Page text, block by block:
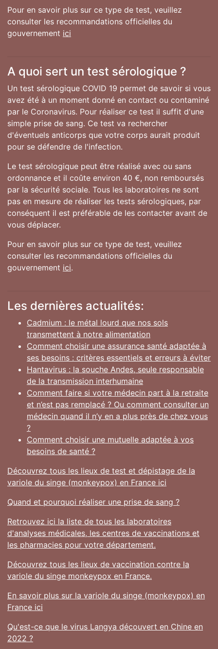
Pour en savoir plus sur ce type de test, veuillez
consulter les recommandations officielles du
gouvernement ici
A quoi sert un test sérologique ?
Un test sérologique COVID 19 permet de savoir si vous
avez été à un moment donné en contact ou contaminé
par le Coronavirus. Pour réaliser ce test il suffit d'une
simple prise de sang. Ce test va rechercher
d'éventuels anticorps que votre corps aurait produit
pour se défendre de l'infection.
Le test sérologique peut être réalisé avec ou sans
ordonnance et il coûte environ 40 €, non remboursés
par la sécurité sociale. Tous les laboratoires ne sont
pas en mesure de réaliser les tests sérologiques, par
conséquent il est préférable de les contacter avant de
vous déplacer.
Pour en savoir plus sur ce type de test, veuillez
consulter les recommandations officielles du
gouvernement ici.
Les dernières actualités:
Cadmium : le métal lourd que nos sols
transmettent à notre alimentation
Comment choisir une assurance santé adaptée à
ses besoins : critères essentiels et erreurs à éviter
Hantavirus : la souche Andes, seule responsable
de la transmission interhumaine
Comment faire si votre médecin part à la retraite
et n’est pas remplacé ? Ou comment consulter un
médecin quand il n’y en a plus près de chez vous
?
Comment choisir une mutuelle adaptée à vos
besoins de santé ?
Découvrez tous les lieux de test et dépistage de la
variole du singe (monkeypox) en France ici
Quand et pourquoi réaliser une prise de sang ?
Retrouvez ici la liste de tous les laboratoires
d'analyses médicales, les centres de vaccinations et
les pharmacies pour votre département.
Découvrez tous les lieux de vaccination contre la
variole du singe monkeypox en France.
En savoir plus sur la variole du singe (monkeypox) en
France ici
Qu'est-ce que le virus Langya découvert en Chine en
2022 ?